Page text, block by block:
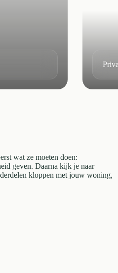
wat ze moeten doen:
geven. Daarna kijk je naar
kloppen met jouw woning,